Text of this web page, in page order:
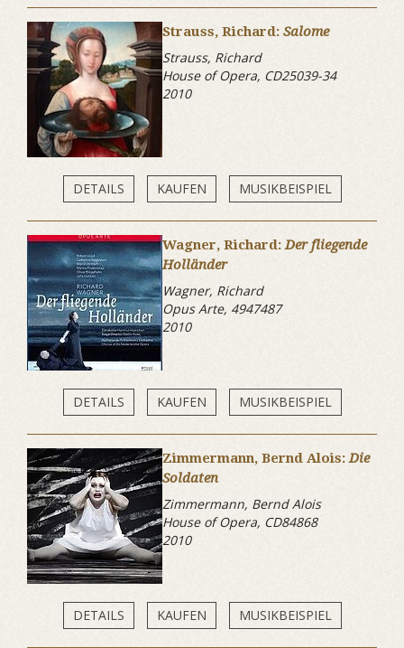
Strauss, Richard: Salome
Strauss, Richard
House of Opera, CD25039-34
2010
DETAILS KAUFEN MUSIKBEISPIEL
Wagner, Richard:Der fliegende
Holländer
Wagner, Richard
Opus Arte, 4947487
2010
DETAILS KAUFEN MUSIKBEISPIEL
Zimmermann, Bernd Alois:Die
Soldaten
Zimmermann, Bernd Alois
House of Opera, CD84868
2010
DETAILS KAUFEN MUSIKBEISPIEL